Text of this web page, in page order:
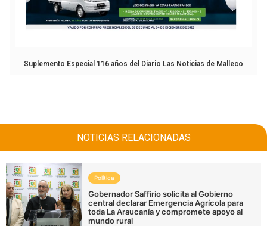
Suplemento Especial 116 años del Diario Las Noticias de Malleco
NOTICIAS RELACIONADAS
Política
Gobernador Saffirio solicita al Gobierno
central declarar Emergencia Agrícola para
toda La Araucanía y compromete apoyo al
mundo rural